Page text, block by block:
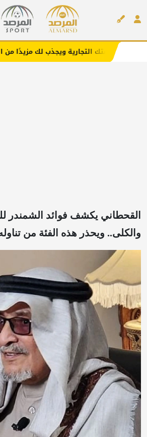
ويجذب لك مزيدًا من العملاء (اضغط لطلب
القحطاني يكشف فوائد الشمندر
والكلى.. ويحذر هذه الفئة من